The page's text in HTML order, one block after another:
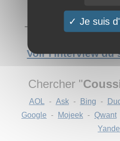
➔ Catégorie : Achat vente
Voir l'interview du
Chercher "
AOL - Ask - Bing -
Google - Mojeek - Qwant
Je suis